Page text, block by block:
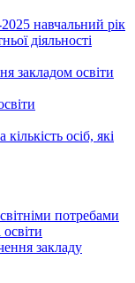
навчальний рік
діяльності
закладом освіти
осіб, які
потребами
закладу